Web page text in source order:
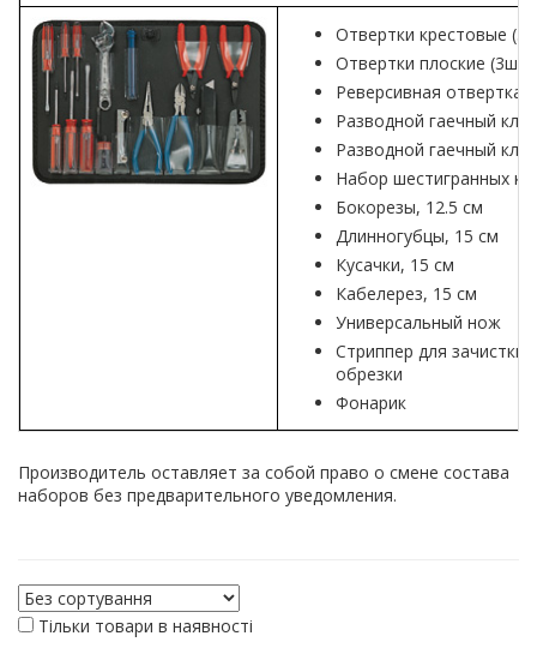
Отвертки крестовые
Отвертки плоские
Реверсивная отвертка
Разводной гаечный
Разводной гаечный
Набор шестигранных
Бокорезы, 12.5 см
Длинногубцы, 15 см
Кусачки, 15 см
Кабелерез, 15 см
Универсальный нож
Стриппер для зачистки
обрезки
Фонарик
Производитель оставляет за собой право о смене состава
наборов без предварительного уведомления.
Тільки товари в наявності